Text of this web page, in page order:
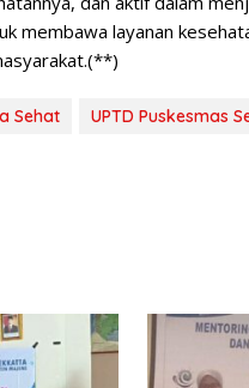
membawa layanan
Sehat UPTD Puskesmas